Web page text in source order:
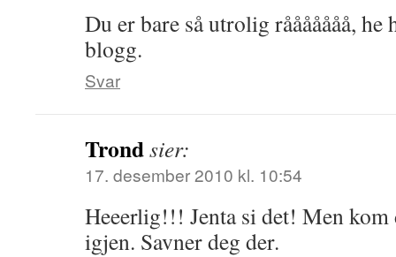
Du er bare så utrolig rååååååå, he
blogg.
Svar
Trondsier:
17. desember 2010 kl. 10:54
Heeerlig!!! Jenta si det! Men kom
igjen. Savner deg der.